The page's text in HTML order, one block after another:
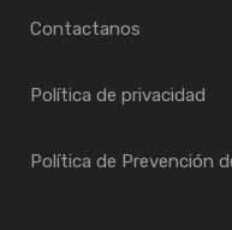
Contactanos
Política de privacidad
Política de Prevención